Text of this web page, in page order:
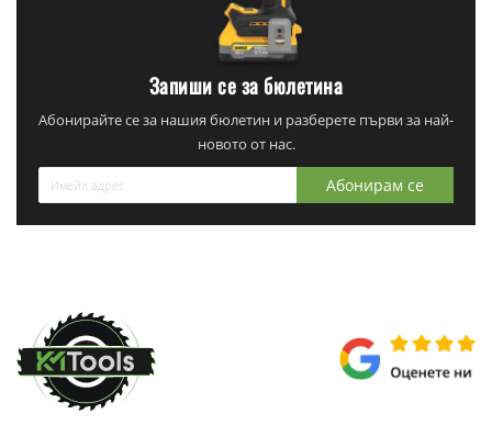
Запиши се за бюлетина
Абонирайте се за нашия бюлетин и разберете първи за най-
новото от нас.
Абонирам се